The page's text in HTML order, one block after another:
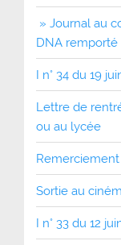
» Journal au
DNA remporté
I n° 34 du 19
Lettre de
ou au lycée
Sortie au
I n° 33 du 12